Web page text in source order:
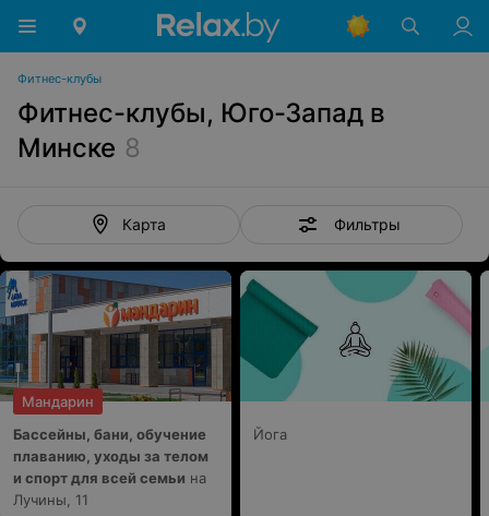
Фитнес-клубы
Фитнес-клубы, Юго-Запад в
Минске 8
Карта Фильтры
Мандарин
Бассейны, бани, обучение
плаванию, уходы за телом
и спорт для всей семьи на
Лучины, 11
Йога